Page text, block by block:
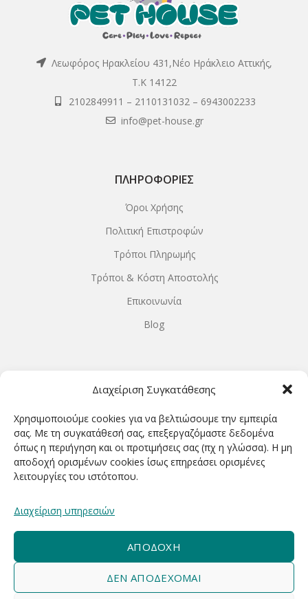
Διαχείριση Συγκατάθεσης
Χρησιμοποιούμε cookies για να βελτιώσουμε την εμπειρία
σας. Με τη συγκατάθεσή σας, επεξεργαζόμαστε δεδομένα
όπως η περιήγηση και οι προτιμήσεις σας (πχ η γλώσσα). Η μη
αποδοχή ορισμένων cookies ίσως επηρεάσει ορισμένες
λειτουργίες του ιστότοπου.
Διαχείριση υπηρεσιών
ΑΠΟΔΟΧΉ
ΔΕΝ ΑΠΟΔΈΧΟΜΑΙ
Λεωφόρος Ηρακλείου 431,Νέο Ηράκλειο Αττικής,
Τ.Κ 14122
2102849911 – 2110131032 – 6943002233
info@pet-house.gr
ΠΛΗΡΟΦΟΡΊΕΣ
Όροι Χρήσης
Πολιτική Επιστροφών
Τρόποι Πληρωμής
Τρόποι & Κόστη Αποστολής
Επικοινωνία
Blog
ΤΡΙΤΗ-ΠΕΜΠΤΗ-ΠΑΡΑΣΚΕΥΗ 9.00-20.00
ΣΑΒΒΑΤΟ 9.00-15.00
ΕΓΓΡΑΦΕΊΤΕ ΓΙΑ ΝΑ ΛΑΜΒΆΝΕΤΕ ΠΡΏΤΟΙ NΈΑ &